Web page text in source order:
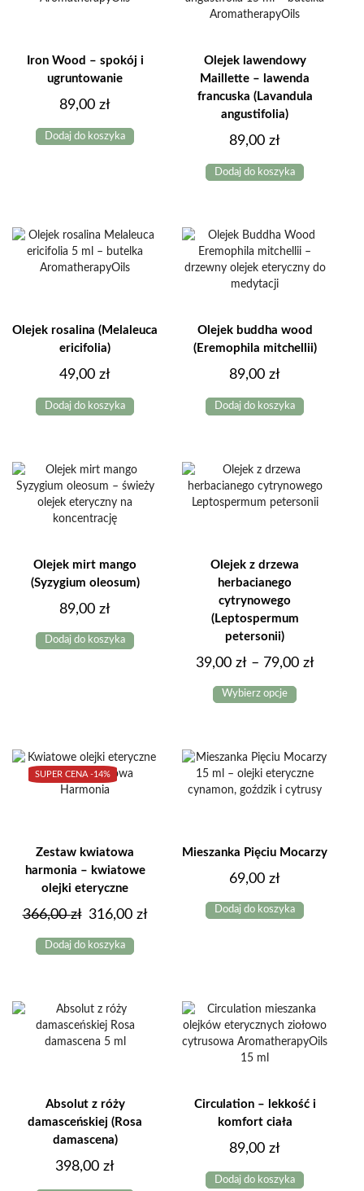
Iron Wood – spokój i
ugruntowanie
89,00 zł
Dodaj do koszyka
Olejek lawendowy
Maillette – lawenda
francuska (Lavandula
angustifolia)
89,00 zł
Dodaj do koszyka
Olejek rosalina (Melaleuca
ericifolia)
49,00 zł
Dodaj do koszyka
Olejek buddha wood
(Eremophila mitchellii)
89,00 zł
Dodaj do koszyka
Olejek mirt mango
(Syzygium oleosum)
89,00 zł
Dodaj do koszyka
Olejek z drzewa
herbacianego
cytrynowego
(Leptospermum
petersonii)
39,00 zł – 79,00 złZakres
79,00 zł
Wybierz opcje
produkt
Opcje
można
produktu
SUPER CENA -14%
Zestaw kwiatowa
harmonia – kwiatowe
olejki eteryczne
366,00zł Pierwotna
cena
wynosiła:
316,00 złAktualna
Dodaj do koszyka
Mieszanka Pięciu Mocarzy
69,00 zł
Dodaj do koszyka
Absolut z róży
damasceńskiej (Rosa
damascena)
398,00 zł
Circulation – lekkość i
komfort ciała
89,00 zł
Dodaj do koszyka